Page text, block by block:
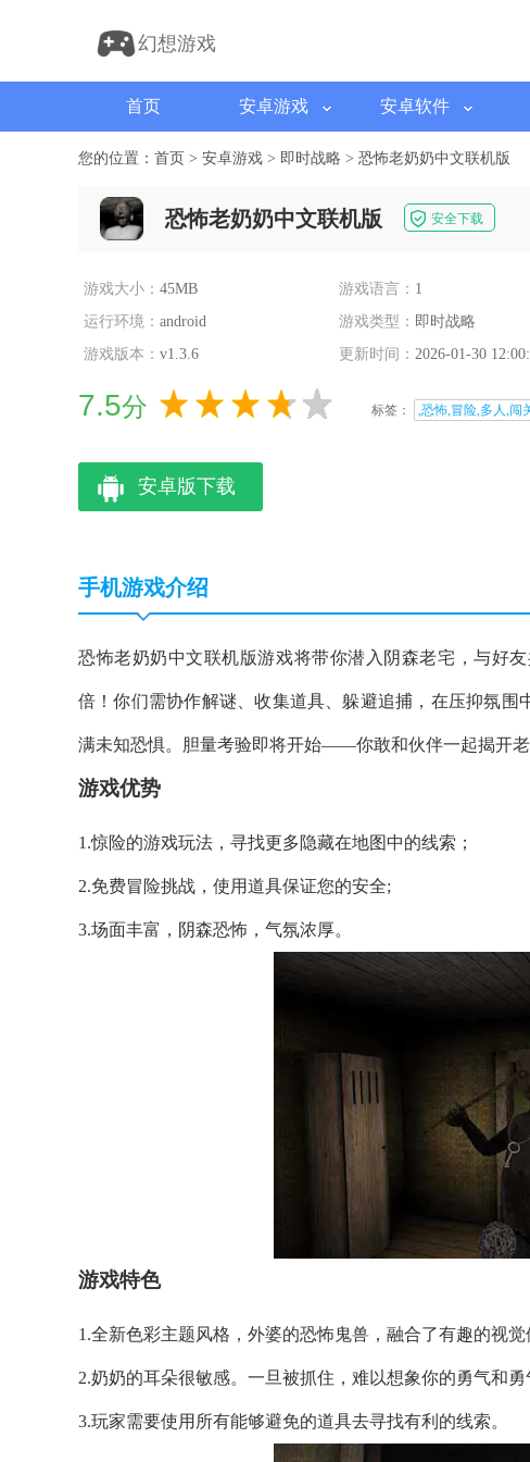
幻想游戏
首页 安卓游戏 安卓软件
您的位置： 首页 > 安卓游戏 > 即时战略 > 恐怖老奶奶中文联机版
恐怖老奶奶中文联机版 安全下载
游戏大小： 45MB 游戏语言： 1
运行环境： android 游戏类型： 即时战略
游戏版本： v1.3.6 更新时间： 2026-01-30
7.5分 标签： ,恐怖,冒险,多人,闯
安卓版下载
手机游戏介绍
恐怖老奶奶中文联机版游戏将带你潜入阴森老宅，与好
倍！你们需协作解谜、收集道具、躲避追捕，在压抑氛
满未知恐惧。胆量考验即将开始——你敢和伙伴一起揭开老
游戏优势
1.惊险的游戏玩法，寻找更多隐藏在地图中的线索；
2.免费冒险挑战，使用道具保证您的安全;
3.场面丰富，阴森恐怖，气氛浓厚。
游戏特色
1.全新色彩主题风格，外婆的恐怖鬼兽，融合了有趣的视觉
2.奶奶的耳朵很敏感。一旦被抓住，难以想象你的勇气和勇
3.玩家需要使用所有能够避免的道具去寻找有利的线索。